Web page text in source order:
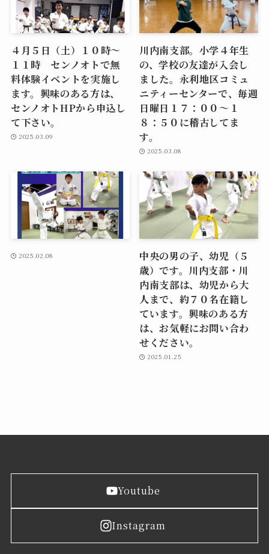
４月５日（土）１０時～
１１時 センノオトで無
料体験イベントを実施し
ます。興味のある方は、
センノオトHPから申込し
て下さい。
2025.03.09
川内南支部。小学４年生
の、学校の友達が入会し
ました。永利地区コミュ
ニティーセンターで、毎週
日曜日１７：００～１
８：５０に稽古してま
す。
2025.03.08
2025.02.08
中央の男の子、幼児（５
歳）です。川内支部・川
内南支部は、幼児から大
人まで、約７０名在籍し
ています。興味のある方
は、お気軽にお問い合わ
せください。
2025.01.25
Youtube
Instagram